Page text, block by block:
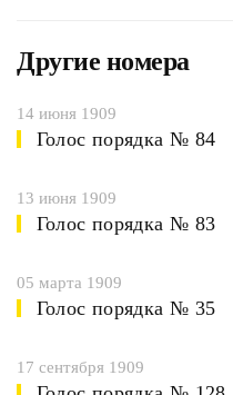
Другие номера
14 июня 1909
Голос порядка № 84
13 июня 1909
Голос порядка № 83
05 марта 1909
Голос порядка № 35
17 сентября 1909